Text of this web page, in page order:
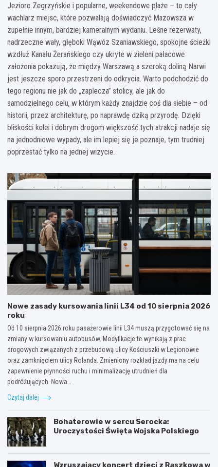
Jezioro Zegrzyńskie i popularne, weekendowe plaże – to cały
wachlarz miejsc, które pozwalają doświadczyć Mazowsza w
zupełnie innym, bardziej kameralnym wydaniu. Leśne rezerwaty,
nadrzeczne wały, głęboki Wąwóz Szaniawskiego, spokojne ścieżki
wzdłuż Kanału Żerańskiego czy ukryte w zieleni pałacowe
założenia pokazują, że między Warszawą a szeroką doliną Narwi
jest jeszcze sporo przestrzeni do odkrycia. Warto podchodzić do
tego regionu nie jak do „zaplecza” stolicy, ale jak do
samodzielnego celu, w którym każdy znajdzie coś dla siebie – od
historii, przez architekturę, po naprawdę dziką przyrodę. Dzięki
bliskości kolei i dobrym drogom większość tych atrakcji nadaje się
na jednodniowe wypady, ale im lepiej się je poznaje, tym trudniej
poprzestać tylko na jednej wizycie.
Nowe zasady kursowania linii L34 od 10 sierpnia 2026
roku
Od 10 sierpnia 2026 roku pasażerowie linii L34 muszą przygotować się na
zmiany w kursowaniu autobusów. Modyfikacje te wynikają z prac
drogowych związanych z przebudową ulicy Kościuszki w Legionowie
oraz zamknięciem ulicy Rolanda. Zmieniony rozkład jazdy ma na celu
zapewnienie płynności ruchu i minimalizację utrudnień dla
podróżujących. Nowa…
Czytaj dalej
Bohaterowie w sercu Serocka:
Uroczystości Święta Wojska Polskiego